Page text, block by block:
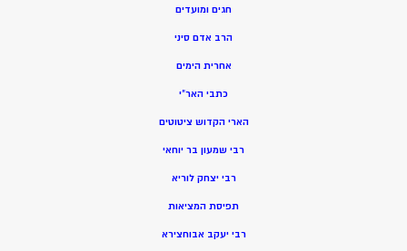
חגים ומועדים
הרב אדם סיני
אחרית הימים
כתבי האר”י
הארי הקדוש ציטוטים
רבי שמעון בר יוחאי
רבי יצחק לוריא
תפיסת המציאות
רבי יעקב אבוחצירא